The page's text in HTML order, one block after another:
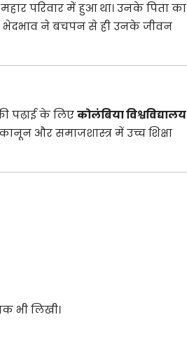
परिवार में हुआ था। उनके पिता का
भेदभाव ने बचपन से ही उनके जीवन
पढ़ाई के लिएकोलंबिया विश्वविद्यालय
कानून और समाजशास्त्र में उच्च शिक्षा
भी लिखी।